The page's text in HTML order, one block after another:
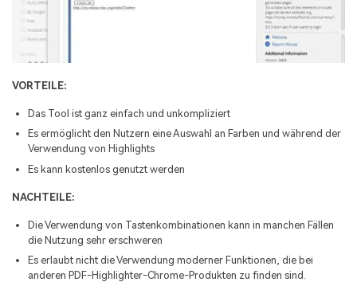
VORTEILE:
Das Tool ist ganz einfach und unkompliziert
Es ermöglicht den Nutzern eine Auswahl an Farben und während der
Verwendung von Highlights
Es kann kostenlos genutzt werden
NACHTEILE:
Die Verwendung von Tastenkombinationen kann in manchen Fällen
die Nutzung sehr erschweren
Es erlaubt nicht die Verwendung moderner Funktionen, die bei
anderen PDF-Highlighter-Chrome-Produkten zu finden sind.